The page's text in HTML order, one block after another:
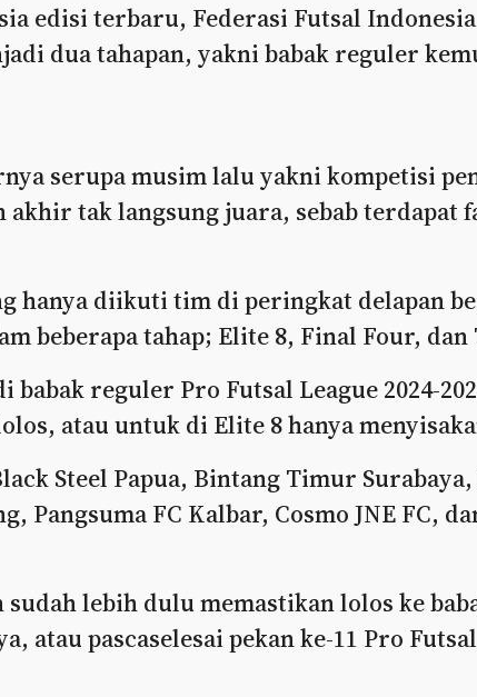
edisi terbaru, Federasi Futsal
dua tahapan, yakni babak reguler
serupa musim lalu yakni kompetisi
tak langsung juara, sebab terdapat
hanya diikuti tim di peringkat delapan
beberapa tahap; Elite 8, Final Four, dan
babak reguler Pro Futsal League 2024-
atau untuk di Elite 8 hanya
Steel Papua, Bintang Timur Surabaya,
Pangsuma FC Kalbar, Cosmo JNE FC,
sudah lebih dulu memastikan lolos ke
atau pascaselesai pekan ke-11 Pro